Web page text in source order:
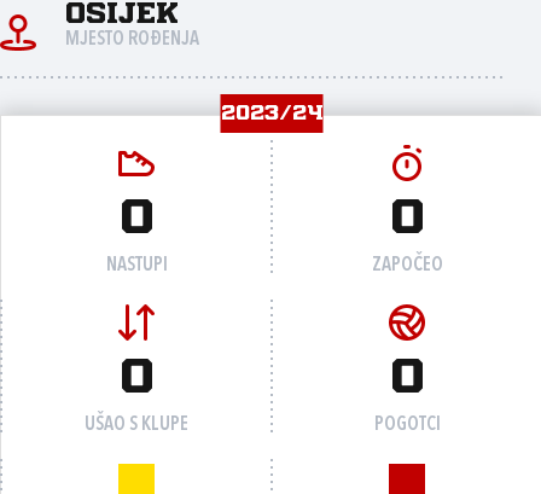
Osijek
MJESTO ROĐENJA
2023/24
0
NASTUPI
0
ZAPOČEO
0
UŠAO S KLUPE
0
POGOTCI